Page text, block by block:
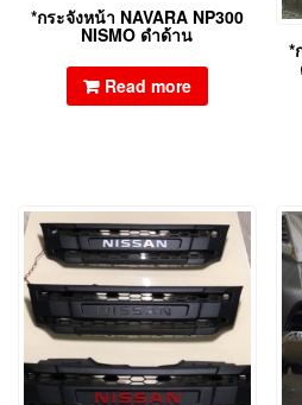
*กระจังหน้า NAVARA NP300
NISMO ดำด้าน
Read more
*